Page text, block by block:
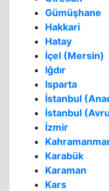
Gümüşhane
Hakkari
Hatay
İçel (Mersin)
Iğdır
Isparta
İstanbul
İstanbul
İzmir
Karabük
Karaman
Kars